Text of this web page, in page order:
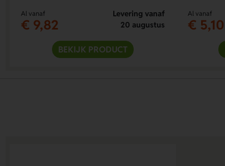
Al vanaf
€ 9,82
Levering vanaf
20 augustus
BEKIJK PRODUCT
Al vanaf
€ 5,10